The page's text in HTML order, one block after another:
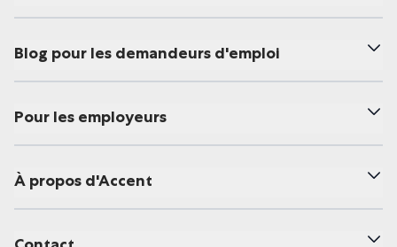
Blog pour les demandeurs d'emploi
Pour les employeurs
À propos d'Accent